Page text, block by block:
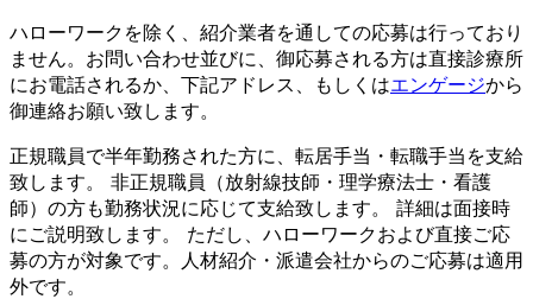
ハローワークを除く、紹介業者を通しての応募は行っており
ません。お問い合わせ並びに、御応募される方は直接診療所
にお電話されるか、下記アドレス、もしくはエンゲージから
御連絡お願い致します。
正規職員で半年勤務された方に、転居手当・転職手当を支給
致します。 非正規職員（放射線技師・理学療法士・看護
師）の方も勤務状況に応じて支給致します。 詳細は面接時
にご説明致します。 ただし、ハローワークおよび直接ご応
募の方が対象です。人材紹介・派遣会社からのご応募は適用
外です。